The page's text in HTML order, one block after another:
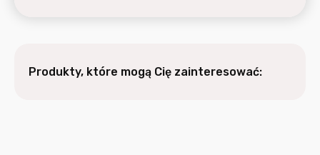
Produkty, które mogą Cię zainteresować: